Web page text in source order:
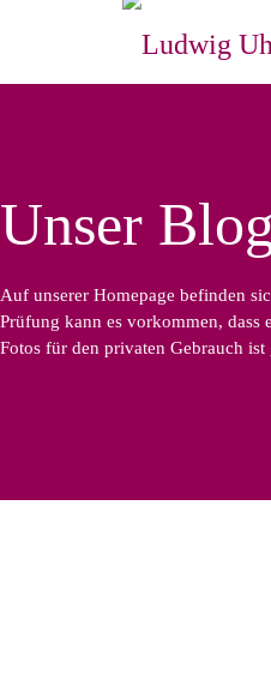
Unser Blog
Auf unserer Homepage befinden
Prüfung kann es vorkommen,
Fotos für den privaten Gebrauch